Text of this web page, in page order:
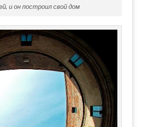
и он построил свой дом